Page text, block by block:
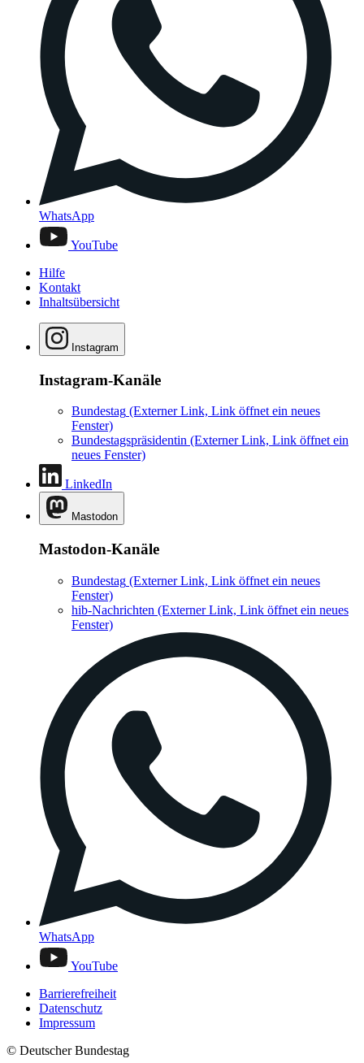
WhatsApp
YouTube
Hilfe
Kontakt
Inhaltsübersicht
Instagram
Instagram-Kanäle
Bundestag (Externer Link, Link öffnet ein neues
Fenster)
Bundestagspräsidentin (Externer Link, Link öffnet ein
neues Fenster)
LinkedIn
Mastodon
Mastodon-Kanäle
Bundestag (Externer Link, Link öffnet ein neues
Fenster)
hib-Nachrichten (Externer Link, Link öffnet ein neues
Fenster)
WhatsApp
YouTube
Barrierefreiheit
Datenschutz
Impressum
© Deutscher Bundestag